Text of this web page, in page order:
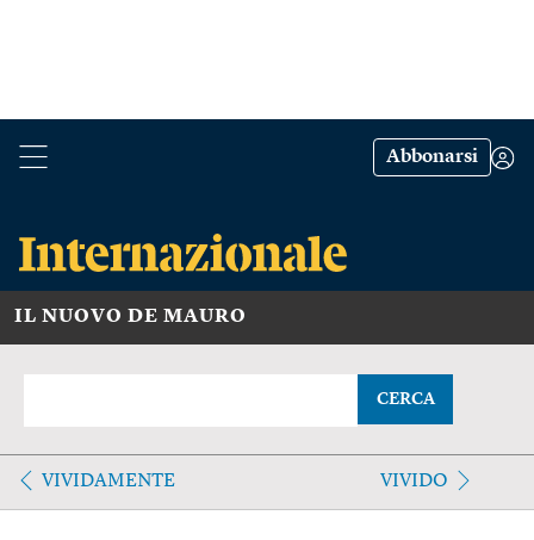
Abbonarsi
IL NUOVO DE MAURO
CERCA
VIVIDAMENTE VIVIDO